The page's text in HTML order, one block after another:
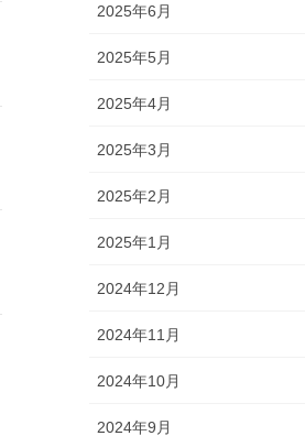
2025年6月
2025年5月
2025年4月
2025年3月
2025年2月
2025年1月
2024年12月
2024年11月
2024年10月
2024年9月